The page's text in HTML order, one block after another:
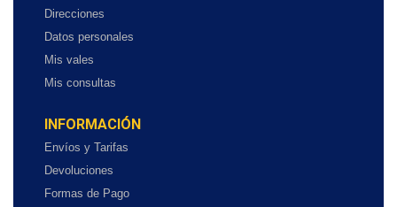
Direcciones
Datos personales
Mis vales
Mis consultas
INFORMACIÓN
Envíos y Tarifas
Devoluciones
Formas de Pago